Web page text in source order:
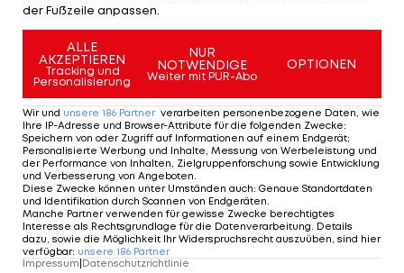
Ehefrau Oblinger-Peters hatte mit einem Gäste-
Pass Zugang zu einem limitierten Bereich der
Olympia-Anlage bekommen, durfte wenigstens
vor dem Start dabei sein.
Die Rennen selbst sah sie auf einem Monitor. "Da
haben alle in dem Raum mit mir mitgefiebert. Ich
bin sehr stolz und zufrieden, aber es gibt noch
Sachen zu verbessern. Es ist unangenehm
gesteckt für einen Qualifikation-Kurs. Es wäre
eigentlich eine schöne Strecke", sagte die Bronze-
Medaillengewinnerin von Peking 2008, die die
der Fußzeile anpassen.
ALLE
AKZEPTIEREN
Tracking und
Personalisierung
NUR
NOTWENDIGE
Weiter mit PUR-Abo
OPTIONEN
Wir und unsere 186 Partner verarbeiten personenbezogene Daten, wie
Ihre IP-Adresse und Browser-Attribute für die folgenden Zwecke:
Speichern von oder Zugriff auf Informationen auf einem Endgerät;
Personalisierte Werbung und Inhalte, Messung von Werbeleistung und
der Performance von Inhalten, Zielgruppenforschung sowie Entwicklung
und Verbesserung von Angeboten
Diese Zwecke können unter Umständen auch: Genaue Standortdaten
und Identifikation durch Scannen von Endgeräten
Manche Partner verwenden für gewisse Zwecke berechtigtes
Interesse als Rechtsgrundlage für die Datenverarbeitung. Details
dazu, sowie die Möglichkeit Ihr Widerspruchsrecht auszuüben, sind hier
verfügbar: unsere 186 Partner
Impressum|Datenschutzrichtlinie